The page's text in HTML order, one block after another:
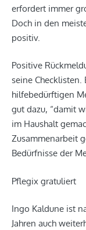
erfordert immer
Doch in den
positiv.
Positive
seine
hilfebedürftigen
gut dazu, “damit
im Haushalt
Zusammenarbeit
Bedürfnisse der
Pflegix gratuliert
Ingo Kaldune ist
Jahren auch